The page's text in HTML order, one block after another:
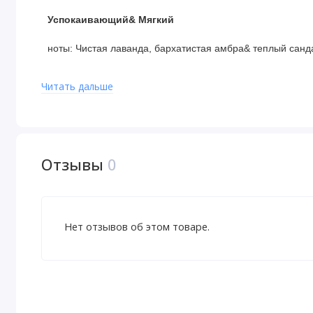
Успокаивающий& Мягкий
ноты: Чистая лаванда, бархатистая амбра& теплый
Ингредиенты
(Butyrospermum parkii), масло авокадо (Persea
октилдодецил изостеарат, глицерил стеарат, ПЭГ-100
Читать дальше
Отзывы 0
Нет отзывов об этом товаре.